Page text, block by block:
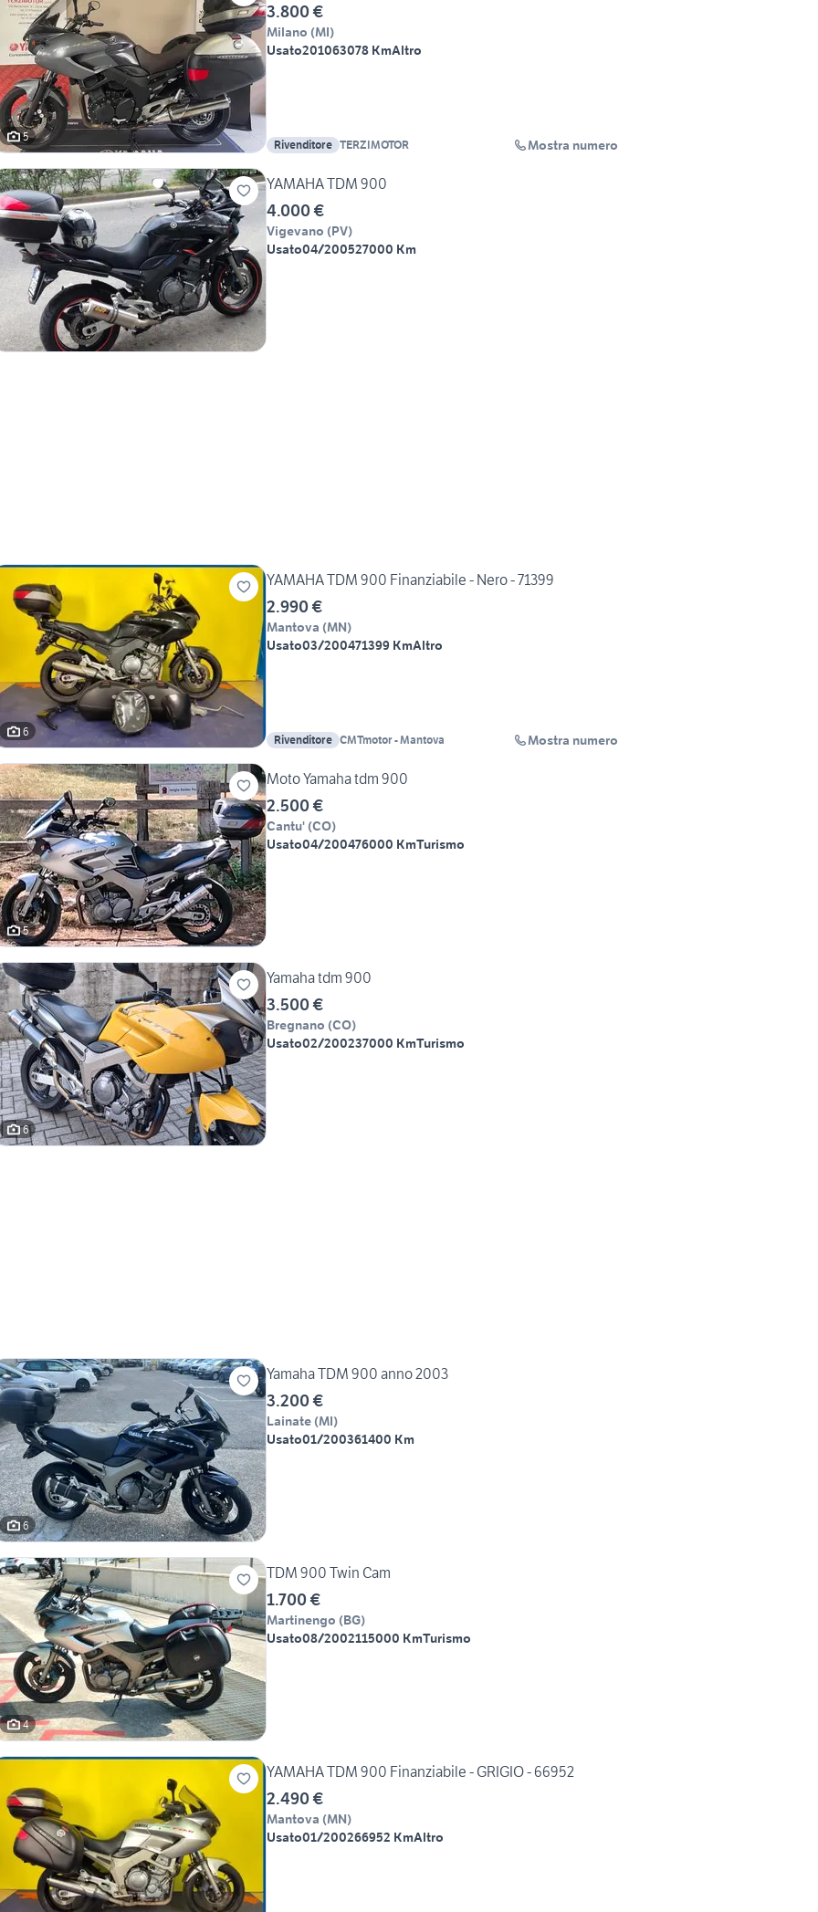
5
3.800 €
Milano (MI)
Usato201063078 KmAltro
Rivenditore TERZIMOTOR Mostra numero
YAMAHA TDM 900
4.000 €
Vigevano (PV)
Usato04/200527000 Km
6
YAMAHA TDM 900 Finanziabile - Nero - 71399
2.990 €
Mantova (MN)
Usato03/200471399 KmAltro
Rivenditore CMTmotor - Mantova Mostra numero
5
Moto Yamaha tdm 900
2.500 €
Cantu' (CO)
Usato04/200476000 KmTurismo
6
Yamaha tdm 900
3.500 €
Bregnano (CO)
Usato02/200237000 KmTurismo
6
Yamaha TDM 900 anno 2003
3.200 €
Lainate (MI)
Usato01/200361400 Km
4
TDM 900 Twin Cam
1.700 €
Martinengo (BG)
Usato08/2002115000 KmTurismo
YAMAHA TDM 900 Finanziabile - GRIGIO - 66952
2.490 €
Mantova (MN)
Usato01/200266952 KmAltro